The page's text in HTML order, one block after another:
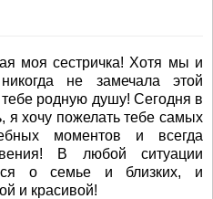
моя сестричка! Хотя мы и
не замечала этой
родную душу! Сегодня в
я хочу пожелать тебе самых
моментов и всегда
В любой ситуации
о семье и близких, и
и красивой!